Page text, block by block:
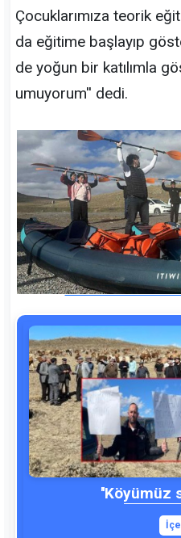
Çocuklarımıza teorik
da eğitime başlayıp
de yoğun bir katılımla
umuyorum'' dedi.
''Köyümüz